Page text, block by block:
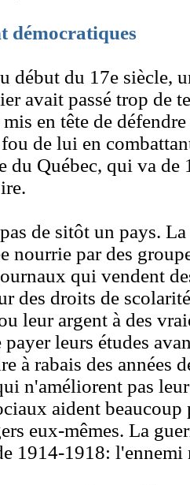
démocratiques
début du 17e siècle,
avait passé trop de
en tête de
de lui en
du Québec, qui va
de sitôt un pays.
nourrie par des
qui vendent
des droits de
leur argent à des
payer leurs études
à rabais des années
n'améliorent pas
aident
eux-mêmes. La
1914-1918: l'ennemi